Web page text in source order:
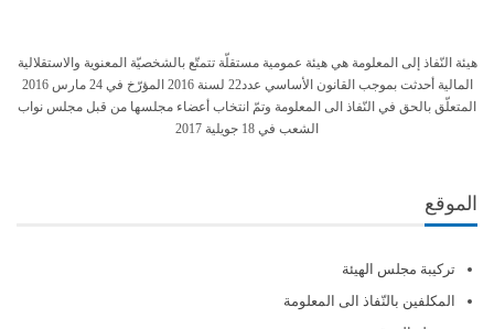
هيئة النّفاذ إلى المعلومة هي هيئة عمومية مستقلّة تتمتّع بالشخصيّة المعنوية والاستقلالية
المالية أحدثت بموجب القانون الأساسي عدد22 لسنة 2016 المؤرّخ في 24 مارس 2016
المتعلّق بالحق في النّفاذ الى المعلومة وتمّ انتخاب أعضاء مجلسها من قبل مجلس نواب
الشعب في 18 جويلية 2017
الموقع
تركيبة مجلس الهيئة
المكلفين بالنّفاذ الى المعلومة